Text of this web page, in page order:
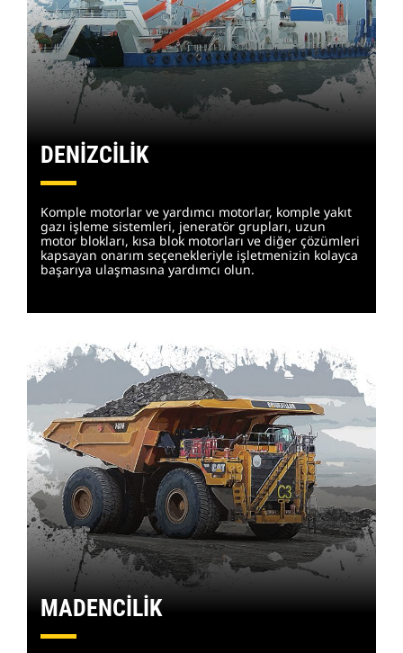
DENİZCİLİK
Komple motorlar ve yardımcı motorlar, komple yakıt
gazı işleme sistemleri, jeneratör grupları, uzun
motor blokları, kısa blok motorları ve diğer çözümleri
kapsayan onarım seçenekleriyle işletmenizin kolayca
başarıya ulaşmasına yardımcı olun.
MADENCİLİK